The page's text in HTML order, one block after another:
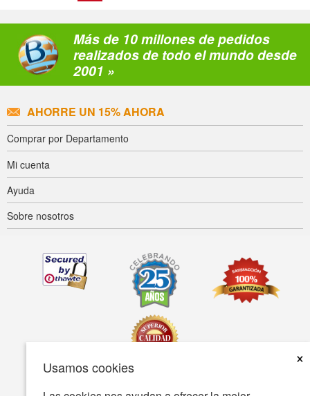
Usamos cookies
×
Más de 10 millones de pedidos
realizados de todo el mundo desde
2001 »
AHORRE UN 15% AHORA
Comprar por Departamento
Mi cuenta
Ayuda
Sobre nosotros